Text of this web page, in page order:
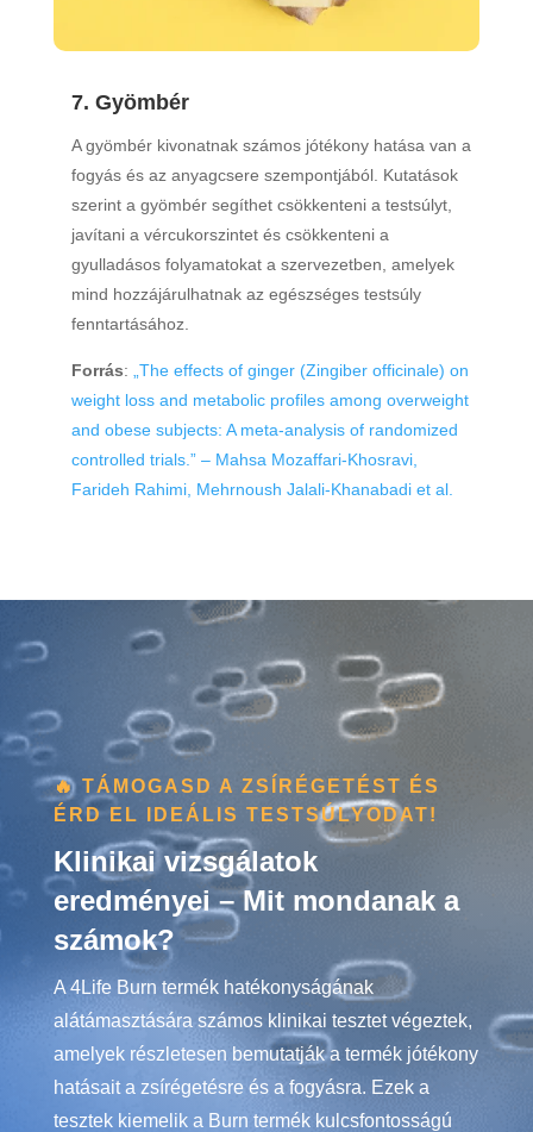
7. Gyömbér
A gyömbér kivonatnak számos jótékony hatása van a
fogyás és az anyagcsere szempontjából. Kutatások
szerint a gyömbér segíthet csökkenteni a testsúlyt,
javítani a vércukorszintet és csökkenteni a
gyulladásos folyamatokat a szervezetben, amelyek
mind hozzájárulhatnak az egészséges testsúly
fenntartásához.
Forrás:
„The effects of ginger (Zingiber officinale) on
weight loss and metabolic profiles among overweight
and obese subjects: A meta-analysis of randomized
controlled trials.” – Mahsa Mozaffari-Khosravi,
Farideh Rahimi, Mehrnoush Jalali-Khanabadi et al.
🔥 TÁMOGASD A ZSÍRÉGETÉST ÉS
ÉRD EL IDEÁLIS TESTSÚLYODAT!
Klinikai vizsgálatok
eredményei – Mit mondanak a
számok?
A 4Life Burn termék hatékonyságának
alátámasztására számos klinikai tesztet végeztek,
amelyek részletesen bemutatják a termék jótékony
hatásait a zsírégetésre és a fogyásra. Ezek a
tesztek kiemelik a Burn termék kulcsfontosságú